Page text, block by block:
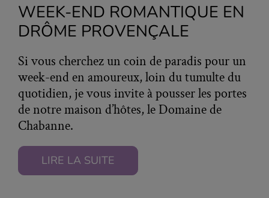
WEEK-END ROMANTIQUE EN
DRÔME PROVENÇALE
Si vous cherchez un coin de paradis pour un
week-end en amoureux, loin du tumulte du
quotidien, je vous invite à pousser les portes
de notre maison d’hôtes, le Domaine de
Chabanne.
LIRE LA SUITE